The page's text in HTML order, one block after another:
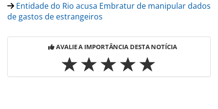
Entidade do Rio acusa Embratur de manipular dados
de gastos de estrangeiros
AVALIE A IMPORTÂNCIA DESTA NOTÍCIA